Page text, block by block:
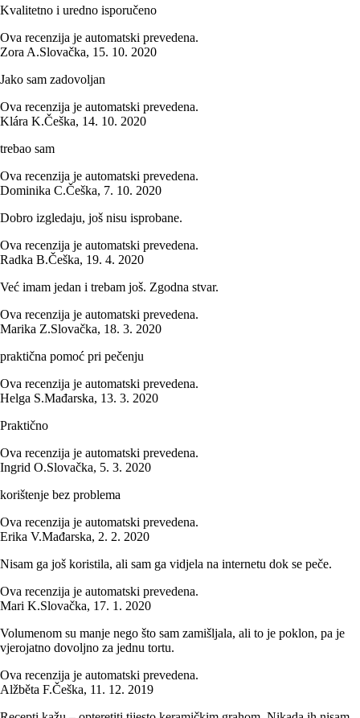
Kvalitetno i uredno isporučeno
Ova recenzija je automatski prevedena.
Zora A.Slovačka, 15. 10. 2020
Jako sam zadovoljan
Ova recenzija je automatski prevedena.
Klára K.Češka, 14. 10. 2020
trebao sam
Ova recenzija je automatski prevedena.
Dominika C.Češka, 7. 10. 2020
Dobro izgledaju, još nisu isprobane.
Ova recenzija je automatski prevedena.
Radka B.Češka, 19. 4. 2020
Već imam jedan i trebam još. Zgodna stvar.
Ova recenzija je automatski prevedena.
Marika Z.Slovačka, 18. 3. 2020
praktična pomoć pri pečenju
Ova recenzija je automatski prevedena.
Helga S.Mađarska, 13. 3. 2020
Praktično
Ova recenzija je automatski prevedena.
Ingrid O.Slovačka, 5. 3. 2020
korištenje bez problema
Ova recenzija je automatski prevedena.
Erika V.Mađarska, 2. 2. 2020
Nisam ga još koristila, ali sam ga vidjela na internetu dok se peče.
Ova recenzija je automatski prevedena.
Mari K.Slovačka, 17. 1. 2020
Volumenom su manje nego što sam zamišljala, ali to je poklon, pa je
vjerojatno dovoljno za jednu tortu.
Ova recenzija je automatski prevedena.
Alžběta F.Češka, 11. 12. 2019